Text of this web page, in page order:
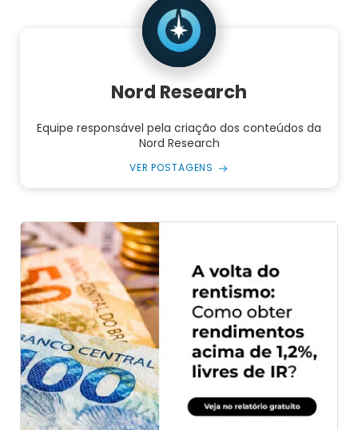
Nord Research
Equipe responsável pela criação dos conteúdos da
Nord Research
VER POSTAGENS